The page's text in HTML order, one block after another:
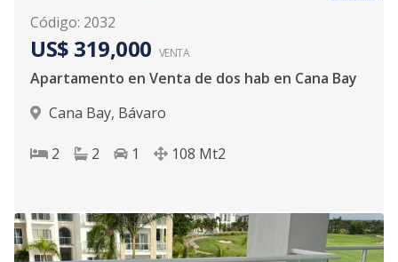
Código: 2032
US$ 319,000 VENTA
Apartamento en Venta de dos hab en Cana Bay
Cana Bay, Bávaro
2 2 1 108 Mt2